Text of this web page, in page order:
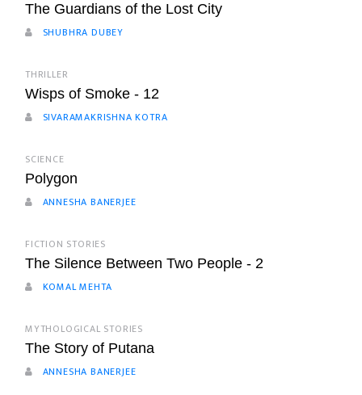
The Guardians of the Lost City
SHUBHRA DUBEY
THRILLER
Wisps of Smoke - 12
SIVARAMAKRISHNA KOTRA
SCIENCE
Polygon
ANNESHA BANERJEE
FICTION STORIES
The Silence Between Two People - 2
KOMAL MEHTA
MYTHOLOGICAL STORIES
The Story of Putana
ANNESHA BANERJEE